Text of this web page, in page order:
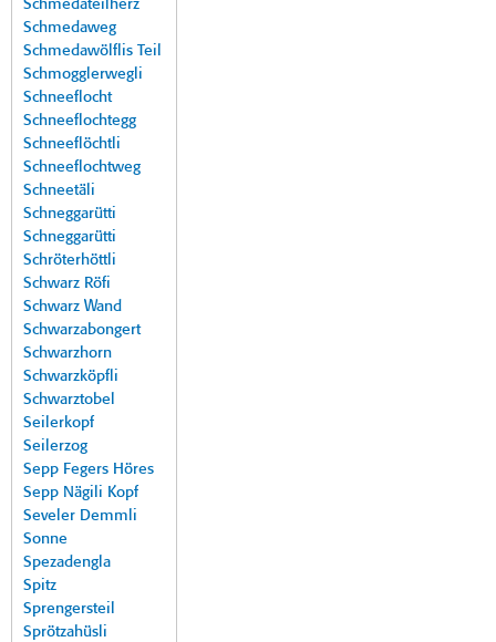
Schmedateilherz
Schmedaweg
Schmedawölflis Teil
Schmogglerwegli
Schneeflocht
Schneeflochtegg
Schneeflöchtli
Schneeflochtweg
Schneetäli
Schneggarütti
Schneggarütti
Schröterhöttli
Schwarz Röfi
Schwarz Wand
Schwarzabongert
Schwarzhorn
Schwarzköpfli
Schwarztobel
Seilerkopf
Seilerzog
Sepp Fegers Höres
Sepp Nägili Kopf
Seveler Demmli
Sonne
Spezadengla
Spitz
Sprengersteil
Sprötzahüsli